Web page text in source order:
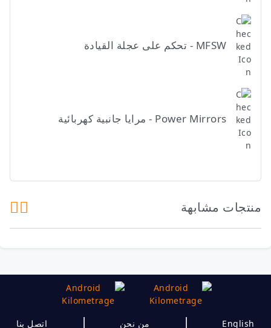
MFSW - تحكم على عجلة القيادة
Power Mirrors - مرايا جانبية كهربائية
منتجات مشابهة
English
| من نحن | اتصل بنا